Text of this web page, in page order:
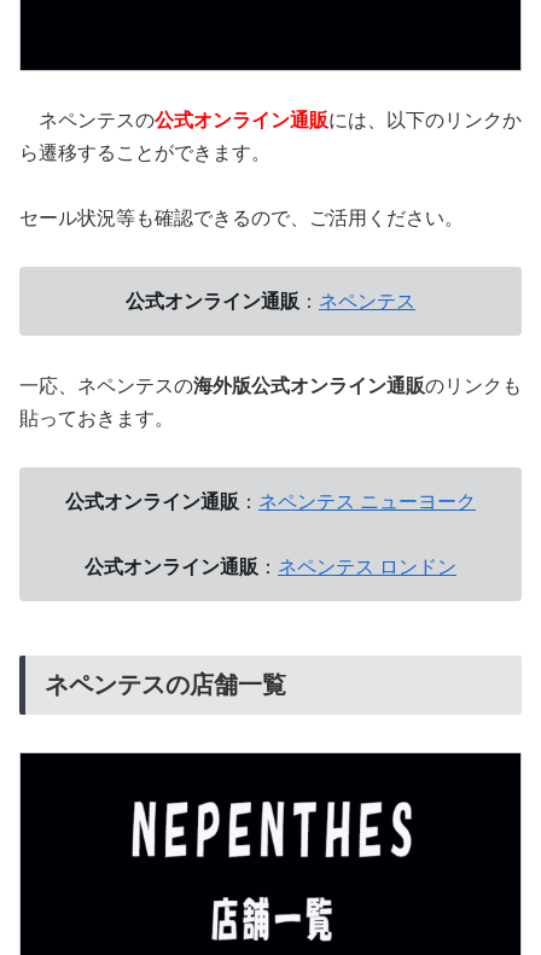
ネペンテスの公式オンライン通販には、以下のリンクか
ら遷移することができます。
セール状況等も確認できるので、ご活用ください。
公式オンライン通販 ： ネペンテス
一応、ネペンテスの海外版公式オンライン通販のリンクも
貼っておきます。
公式オンライン通販 ： ネペンテス ニューヨーク
公式オンライン通販 ： ネペンテス ロンドン
ネペンテスの店舗一覧